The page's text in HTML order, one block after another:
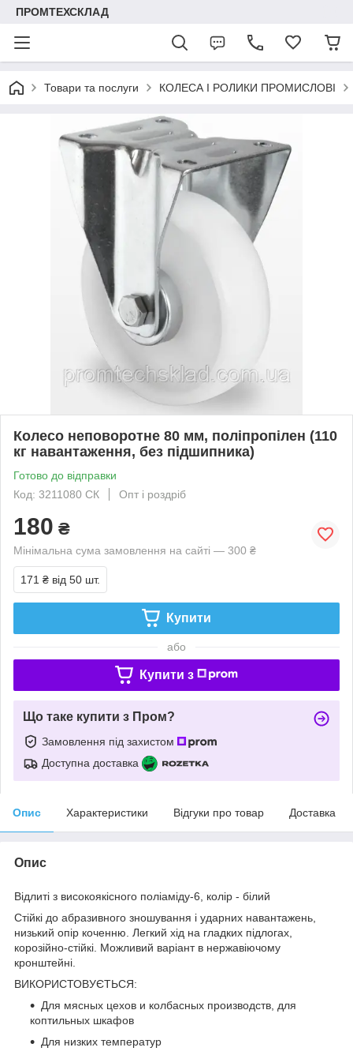
ПРОМТЕХСКЛАД
Товари та послуги КОЛЕСА І РОЛИКИ ПРОМИСЛОВІ
Колесо неповоротне 80 мм, поліпропілен (110
кг навантаження, без підшипника)
Готово до відправки
Код: 3211080 СК
Опт і роздріб
180 ₴
Мінімальна сума замовлення на сайті — 300 ₴
171 ₴ від 50 шт.
Купити
або
Купити з
Що таке купити з Пром?
Замовлення під захистом
Доступна доставка
Опис Характеристики Відгуки про товар Доставка
Опис
Відлиті з високоякісного поліаміду-6, колір - білий
Стійкі до абразивного зношування і ударних навантажень,
низький опір коченню. Легкий хід на гладких підлогах,
корозійно-стійкі. Можливий варіант в нержавіючому
кронштейні.
ВИКОРИСТОВУЄТЬСЯ:
Для мясных цехов и колбасных производств, для
коптильных шкафов
Для низких температур